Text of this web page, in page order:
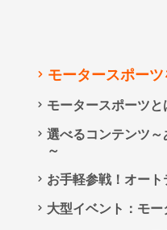
モータースポー
モータースポーツと
選べるコンテンツ
～
お手軽参戦！オート
大型イベント：モ